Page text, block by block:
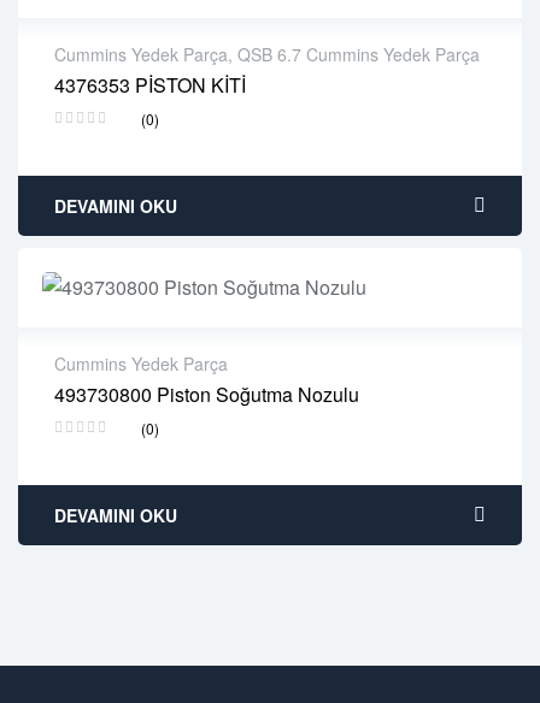
Cummins Yedek Parça, QSB 6.7 Cummins Yedek Parça
4376353 PİSTON KİTİ
(0)
2 years warranty
Delivery time: 1-2 business days
DEVAMINI OKU
Cummins Yedek Parça
493730800 Piston Soğutma Nozulu
(0)
2 years warranty
Delivery time: 1-2 business days
DEVAMINI OKU